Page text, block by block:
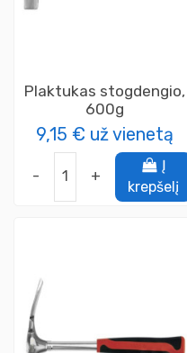
Plaktukas stogdengio,
600g
9,15 € už vienetą
- +
Į
krepšelį